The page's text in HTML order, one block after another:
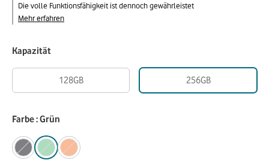
Die volle Funktionsfähigkeit ist dennoch gewährleistet
Mehr erfahren
Kapazität
128GB 256GB
Farbe : Grün